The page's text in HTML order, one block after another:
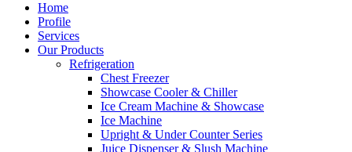
Home
Profile
Services
Our Products
Refrigeration
Chest Freezer
Showcase Cooler & Chiller
Ice Cream Machine & Showcase
Ice Machine
Upright & Under Counter Series
Juice Dispenser & Slush Machine